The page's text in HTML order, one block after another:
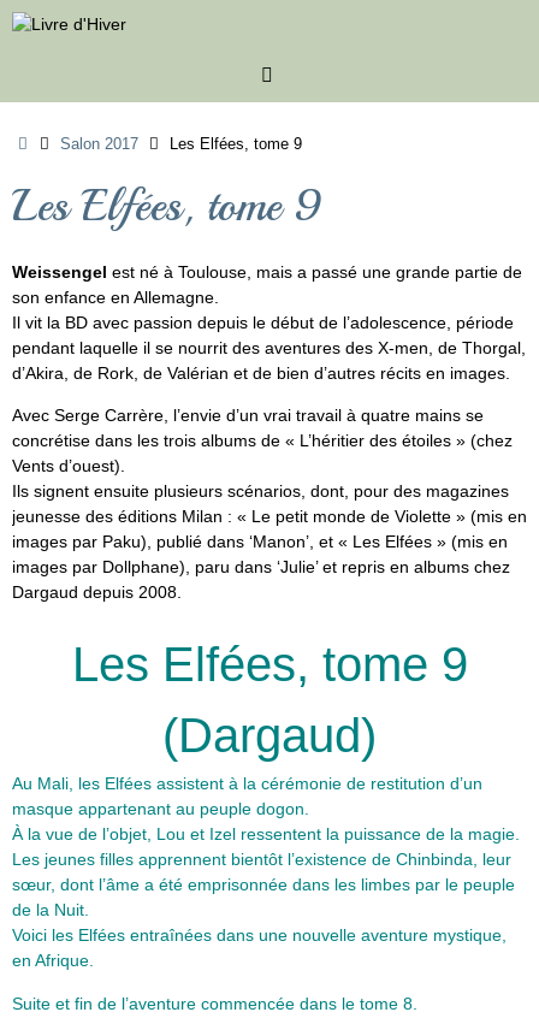
Passer
au
AccueilSalon 2017 Les Elfées, tome 9
Les Elfées, tome 9
Weissengel est né à Toulouse, mais a passé une grande partie de
son enfance en Allemagne.
Il vit la BD avec passion depuis le début de l’adolescence, période
pendant laquelle il se nourrit des aventures des X-men, de Thorgal,
d’Akira, de Rork, de Valérian et de bien d’autres récits en images.
Avec Serge Carrère, l’envie d’un vrai travail à quatre mains se
concrétise dans les trois albums de « L’héritier des étoiles » (chez
Vents d’ouest).
Ils signent ensuite plusieurs scénarios, dont, pour des magazines
jeunesse des éditions Milan : « Le petit monde de Violette » (mis en
images par Paku), publié dans ‘Manon’, et « Les Elfées » (mis en
images par Dollphane), paru dans ‘Julie’ et repris en albums chez
Dargaud depuis 2008.
Les Elfées, tome 9
(Dargaud)
Au Mali, les Elfées assistent à la cérémonie de restitution d’un
masque appartenant au peuple dogon.
À la vue de l’objet, Lou et Izel ressentent la puissance de la magie.
Les jeunes filles apprennent bientôt l’existence de Chinbinda, leur
sœur, dont l’âme a été emprisonnée dans les limbes par le peuple
de la Nuit.
Voici les Elfées entraînées dans une nouvelle aventure mystique,
en Afrique.
Suite et fin de l’aventure commencée dans le tome 8.